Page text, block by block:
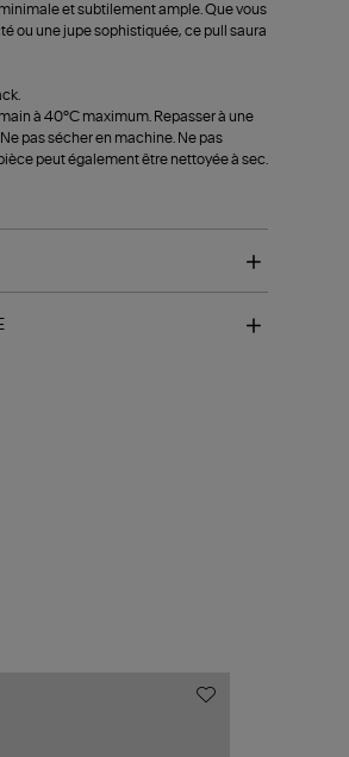
et subtilement ample. Que vous
ou une jupe sophistiquée, ce pull saura
main à 40°C maximum. Repasser à une
pas sécher en machine. Ne pas
peut également être nettoyée à sec.